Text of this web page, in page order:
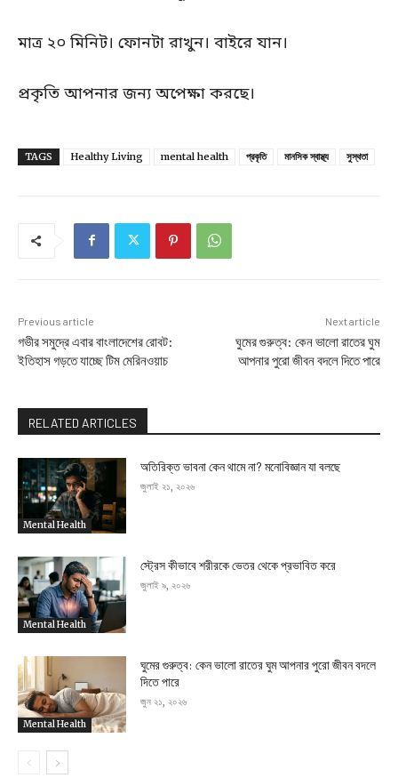
মাত্র ২০ মিনিট। ফোনটা রাখুন। বাইরে যান।
প্রকৃতি আপনার জন্য অপেক্ষা করছে।
TAGS Healthy Living mental health প্রকৃতি মানসিক স্বাস্থ্য সুস্থতা
Previous article
গভীর সমুদ্রে এবার বাংলাদেশের রোবট:
ইতিহাস গড়তে যাচ্ছে টিম মেরিনওয়াচ
Next article
ঘুমের গুরুত্ব: কেন ভালো রাতের ঘুম
আপনার পুরো জীবন বদলে দিতে পারে
RELATED ARTICLES
Mental Health
অতিরিক্ত ভাবনা কেন থামে না? মনোবিজ্ঞান যা বলছে
জুলাই ২১, ২০২৬
Mental Health
স্ট্রেস কীভাবে শরীরকে ভেতর থেকে প্রভাবিত করে
জুলাই ৯, ২০২৬
Mental Health
ঘুমের গুরুত্ব: কেন ভালো রাতের ঘুম আপনার পুরো জীবন বদলে
দিতে পারে
জুন ২১, ২০২৬